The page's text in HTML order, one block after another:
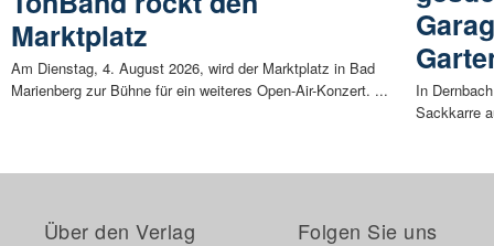
Marktplatz
Am Dienstag, 4. August 2026, wird der Marktplatz in Bad
Marienberg zur Bühne für ein weiteres Open-Air-Konzert. ...
In
Sackkarre
Über den Verlag Folgen Sie uns